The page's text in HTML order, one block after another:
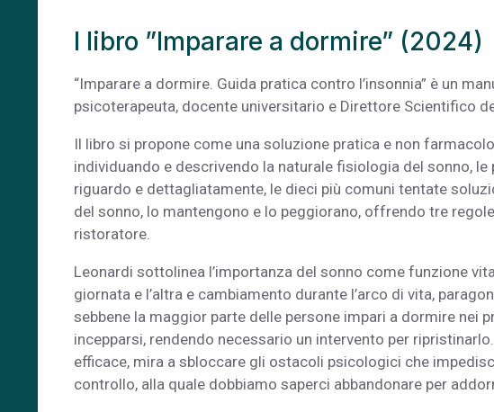
l libro ”Imparare a dormire” (2024)
“Imparare a dormire. Guida pratica contro l’insonnia” è un
psicoterapeuta, docente universitario e Direttore Scientifico
Il libro si propone come una soluzione pratica e non
individuando e descrivendo la naturale fisiologia del sonno,
riguardo e dettagliatamente, le dieci più comuni tentate
del sonno, lo mantengono e lo peggiorano, offrendo tre
ristoratore.
Leonardi sottolinea l’importanza del sonno come funzione
giornata e l’altra e cambiamento durante l’arco di vita,
sebbene la maggior parte delle persone impari a dormire nei
incepparsi, rendendo necessario un intervento per
efficace, mira a sbloccare gli ostacoli psicologici che
controllo, alla quale dobbiamo saperci abbandonare per